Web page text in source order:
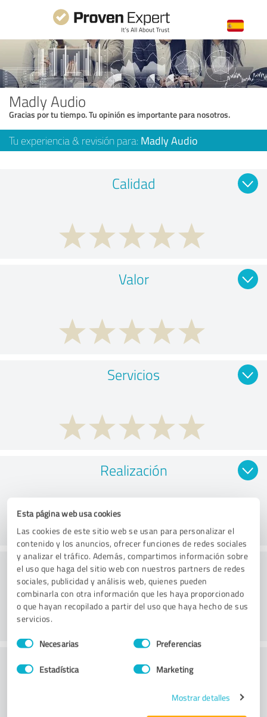
Esta página web usa cookies
Las cookies de este sitio web se usan para personalizar el
contenido y los anuncios, ofrecer funciones de redes sociales
y analizar el tráfico. Además, compartimos información sobre
el uso que haga del sitio web con nuestros partners de redes
sociales, publicidad y análisis web, quienes pueden
combinarla con otra información que les haya proporcionado
o que hayan recopilado a partir del uso que haya hecho de sus
servicios.
Selección
de
Necesarias Preferencias
Estadística Marketing
Mostrar detalles
Madly Audio
Gracias por tu tiempo. Tu opinión es importante para nosotros.
Tu experiencia & revisión para: Madly Audio
Calidad
Valor
Servicios
Realización
Consultoría
Servicio de atención al cliente